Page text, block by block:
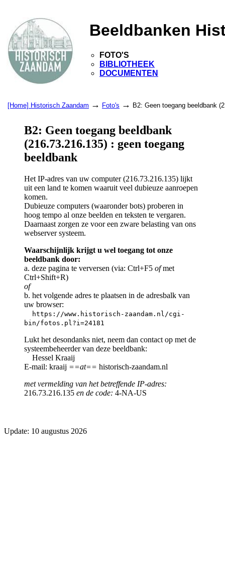
Beeldbanken
FOTO'S
BIBLIOTHEEK
DOCUMENTEN
[Home] Historisch Zaandam → Foto's → B2: Geen toegang beeldbank
B2: Geen toegang beeldbank
(216.73.216.135) : geen toegang
beeldbank
Het IP-adres van uw computer (216.73.216.135) lijkt
uit een land te komen waaruit veel dubieuze aanroepen
komen.
Dubieuze computers (waaronder bots) proberen in
hoog tempo al onze beelden en teksten te vergaren.
Daarnaast zorgen ze voor een zware belasting van ons
webserver systeem.
Waarschijnlijk krijgt u wel toegang tot onze
beeldbank door:
a. deze pagina te verversen (via: Ctrl+F5 ofmet
Ctrl+Shift+R)
of
b. het volgende adres te plaatsen in de adresbalk van
uw browser:
https://www.historisch-zaandam.nl/cgi-
bin/fotos.pl?i=24181
Lukt het desondanks niet, neem dan contact op met de
systeembeheerder van deze beeldbank:
Hessel Kraaij
E-mail: kraaij ==at== historisch-zaandam.nl
met vermelding van het betreffende IP-adres:
216.73.216.135 en de code: 4-NA-US
Update: 10 augustus 2026